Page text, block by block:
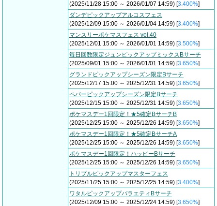
(2025/11/28 15:00 ～ 2026/01/07 14:59) [3.400%]
ダンデピックアップアルコスフェス
(2025/12/09 15:00 ～ 2026/01/04 14:59) [3.400%]
マンスリーポケマスフェス vol.40
(2025/12/01 15:00 ～ 2026/01/01 14:59) [3.500%]
毎日回数限定ジュンピックアップミックスBサーチ
(2025/09/01 15:00 ～ 2026/01/01 14:59) [3.650%]
グランドピックアップシーズン限定Bサーチ
(2025/12/17 15:00 ～ 2025/12/31 14:59) [3.650%]
ペパーピックアップシーズン限定Bサーチ
(2025/12/15 15:00 ～ 2025/12/31 14:59) [3.650%]
ポケマスデー1回限定！★5確定BサーチB
(2025/12/25 15:00 ～ 2025/12/26 14:59) [3.650%]
ポケマスデー1回限定！★5確定BサーチA
(2025/12/25 15:00 ～ 2025/12/26 14:59) [3.650%]
ポケマスデー1回限定！ハッピーBサーチ
(2025/12/25 15:00 ～ 2025/12/26 14:59) [3.650%]
トリプルピックアップマスターフェス
(2025/11/25 15:00 ～ 2025/12/25 14:59) [3.400%]
ワタルピックアップバラエティBサーチ
(2025/12/09 15:00 ～ 2025/12/24 14:59) [3.650%]